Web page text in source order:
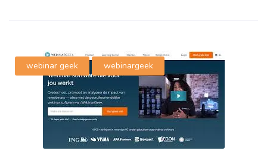
webinar geek webinargeek